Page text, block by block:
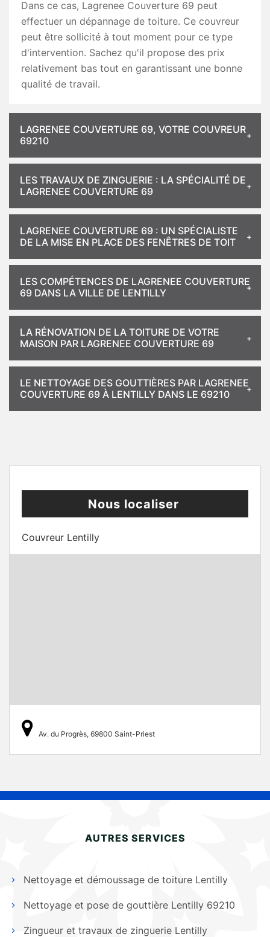
Dans ce cas, Lagrenee Couverture 69 peut
effectuer un dépannage de toiture. Ce couvreur
peut être sollicité à tout moment pour ce type
d'intervention. Sachez qu'il propose des prix
relativement bas tout en garantissant une bonne
qualité de travail.
LAGRENEE COUVERTURE 69, VOTRE COUVREUR
69210
LES TRAVAUX DE ZINGUERIE : LA SPÉCIALITÉ DE
LAGRENEE COUVERTURE 69
LAGRENEE COUVERTURE 69 : UN SPÉCIALISTE
DE LA MISE EN PLACE DES FENÊTRES DE TOIT
LES COMPÉTENCES DE LAGRENEE COUVERTURE
69 DANS LA VILLE DE LENTILLY
LA RÉNOVATION DE LA TOITURE DE VOTRE
MAISON PAR LAGRENEE COUVERTURE 69
LE NETTOYAGE DES GOUTTIÈRES PAR LAGRENEE
COUVERTURE 69 À LENTILLY DANS LE 69210
Nous localiser
Couvreur Lentilly
Av. du Progrès, 69800 Saint-Priest
AUTRES SERVICES
Nettoyage et démoussage de toiture Lentilly
Nettoyage et pose de gouttière Lentilly 69210
Zingueur et travaux de zinguerie Lentilly